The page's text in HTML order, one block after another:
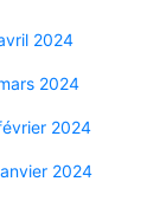
2024
2024
2024
2024